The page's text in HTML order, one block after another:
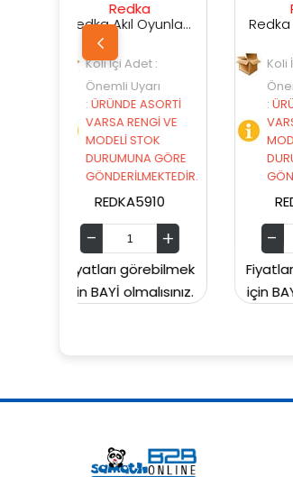
Koli İçi Adet :
Önemli Uyarı
:ÜRÜNDE ASORTİ
VARSA RENGİ VE
MODELİ STOK
DURUMUNA GÖRE
GÖNDERİLMEKTEDİR.
REDKA5914
Fiyatları görebilmek
için BAYİ olmalısınız.